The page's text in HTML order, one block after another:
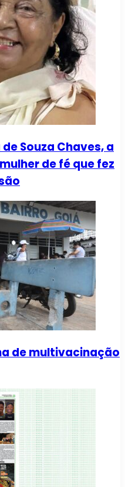
Souza Chaves, a
de fé que fez
de multivacinação